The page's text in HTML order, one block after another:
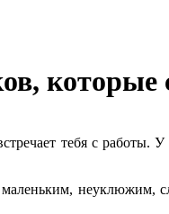
тебя с работы.
маленьким,